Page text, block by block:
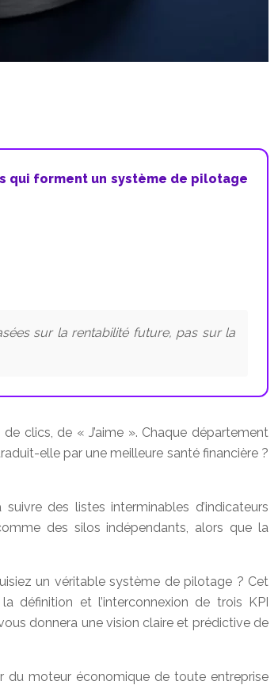
qui forment un système de pilotage
sur la rentabilité future, pas sur la
clics, de « J’aime ». Chaque département
elle par une meilleure santé financière ?
des listes interminables d’indicateurs
des silos indépendants, alors que la
un véritable système de pilotage ? Cet
définition et l’interconnexion de trois KPI
donnera une vision claire et prédictive de
du moteur économique de toute entreprise